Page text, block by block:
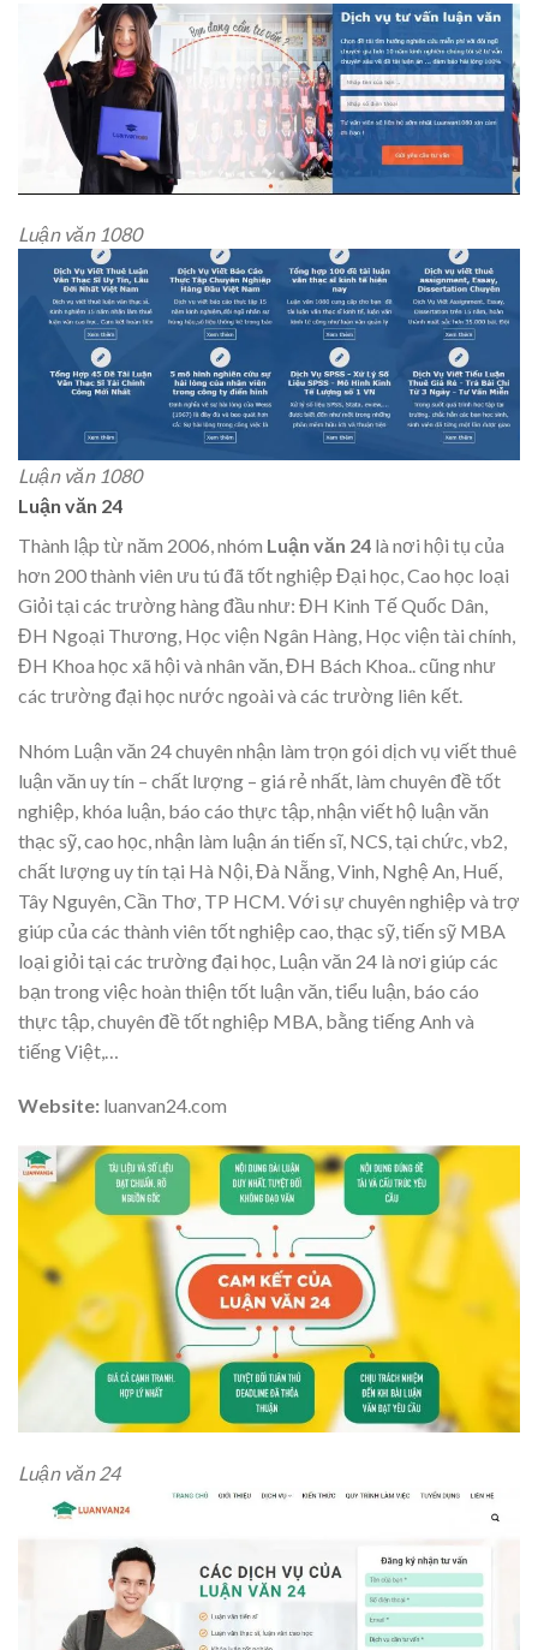
Luận văn 1080
Luận văn 1080
Luận văn 24
Thành lập từ năm 2006, nhóm Luận văn 24 là nơi hội tụ của
hơn 200 thành viên ưu tú đã tốt nghiệp Đại học, Cao học loại
Giỏi tại các trường hàng đầu như: ĐH Kinh Tế Quốc Dân,
ĐH Ngoại Thương, Học viện Ngân Hàng, Học viện tài chính,
ĐH Khoa học xã hội và nhân văn, ĐH Bách Khoa.. cũng như
các trường đại học nước ngoài và các trường liên kết.
Nhóm Luận văn 24 chuyên nhận làm trọn gói dịch vụ viết thuê
luận văn uy tín – chất lượng – giá rẻ nhất, làm chuyên đề tốt
nghiệp, khóa luận, báo cáo thực tập, nhận viết hộ luận văn
thạc sỹ, cao học, nhận làm luận án tiến sĩ, NCS, tại chức, vb2,
chất lượng uy tín tại Hà Nội, Đà Nẵng, Vinh, Nghệ An, Huế,
Tây Nguyên, Cần Thơ, TP HCM. Với sự chuyên nghiệp và trợ
giúp của các thành viên tốt nghiệp cao, thạc sỹ, tiến sỹ MBA
loại giỏi tại các trường đại học, Luận văn 24 là nơi giúp các
bạn trong việc hoàn thiện tốt luận văn, tiểu luận, báo cáo
thực tập, chuyên đề tốt nghiệp MBA, bằng tiếng Anh và
tiếng Việt,…
Website: luanvan24.com
Luận văn 24